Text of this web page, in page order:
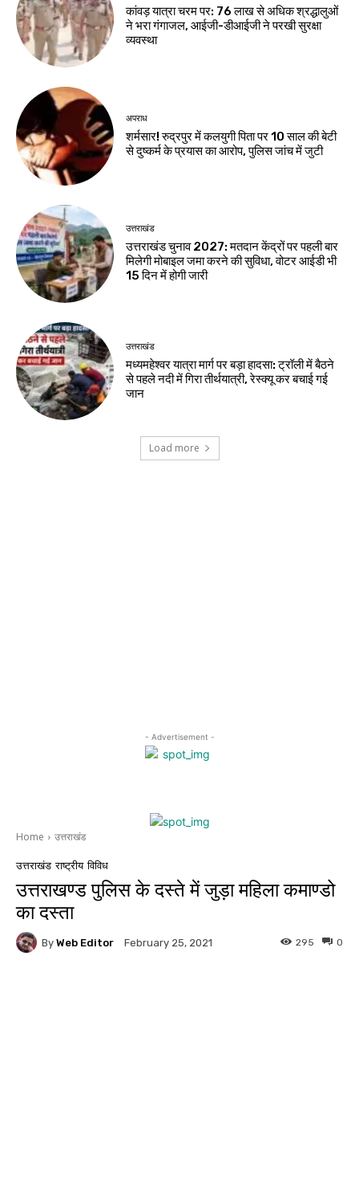
कांवड़ यात्रा चरम पर: 76 लाख से अधिक श्रद्धालुओं
ने भरा गंगाजल, आईजी-डीआईजी ने परखी सुरक्षा
व्यवस्था
अपराध
शर्मसार! रुद्रपुर में कलयुगी पिता पर 10 साल की बेटी
से दुष्कर्म के प्रयास का आरोप, पुलिस जांच में जुटी
उत्तराखंड
उत्तराखंड चुनाव 2027: मतदान केंद्रों पर पहली बार
मिलेगी मोबाइल जमा करने की सुविधा, वोटर आईडी भी
15 दिन में होगी जारी
उत्तराखंड
मध्यमहेश्वर यात्रा मार्ग पर बड़ा हादसा: ट्रॉली में बैठने
से पहले नदी में गिरा तीर्थयात्री, रेस्क्यू कर बचाई गई
जान
Load more
- Advertisement -